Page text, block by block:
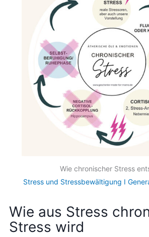
Wie chronischer Stress
Stress und Stressbewältigung I
Wie aus Stress
Stress wird